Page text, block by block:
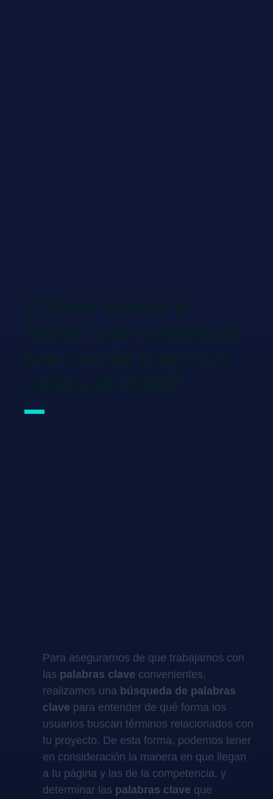
Para asegurarnos de que trabajamos con
las palabras clave convenientes,
realizamos una búsqueda de palabras
clave para entender de qué forma los
usuarios buscan términos relacionados con
tu proyecto. De esta forma, podemos tener
en consideración la manera en que llegan
a tu página y las de la competencia, y
determinar las palabras clave que